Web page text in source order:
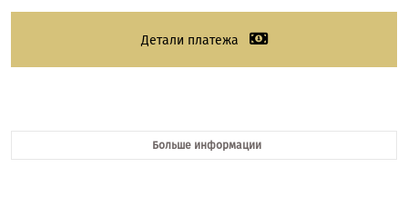
Детали платежа
Больше информации